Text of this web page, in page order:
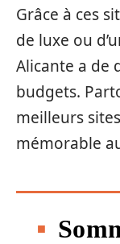
Grâce à ces
de luxe ou
Alicante a de
budgets.
meilleurs
mémorable